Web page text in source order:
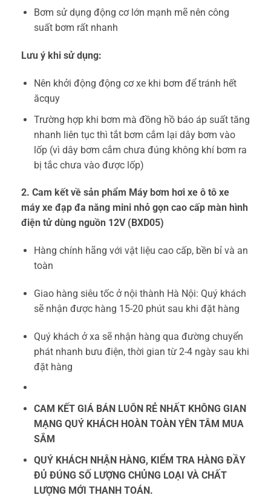
Bơm sử dụng động cơ lớn mạnh mẽ nên công
suất bơm rất nhanh
Lưu ý khi sử dụng:
Nên khởi động động cơ xe khi bơm để tránh hết
ăcquy
Trường hợp khi bơm mà đồng hồ báo áp suất tăng
nhanh liên tục thì tắt bơm cắm lại dây bơm vào
lốp (vì dây bơm cắm chưa đúng không khí bơm ra
bị tắc chưa vào được lốp)
2. Cam kết về sản phẩm Máy bơm hơi xe ô tô xe
máy xe đạp đa năng mini nhỏ gọn cao cấp màn hình
điện tử dùng nguồn 12V (BXD05)
Hàng chính hãng với vật liệu cao cấp, bền bỉ và an
toàn
Giao hàng siêu tốc ở nội thành Hà Nội: Quý khách
sẽ nhận được hàng 15-20 phút sau khi đặt hàng
Quý khách ở xa sẽ nhận hàng qua đường chuyển
phát nhanh bưu điện, thời gian từ 2-4 ngày sau khi
đặt hàng
CAM KẾT GIÁ BÁN LUÔN RẺ NHẤT KHÔNG GIAN
MẠNG QUÝ KHÁCH HOÀN TOÀN YÊN TÂM MUA
SẮM
QUÝ KHÁCH NHẬN HÀNG, KIỂM TRA HÀNG ĐẦY
ĐỦ ĐÚNG SỐ LƯỢNG CHỦNG LOẠI VÀ CHẤT
LƯỢNG MỚI THANH TOÁN.